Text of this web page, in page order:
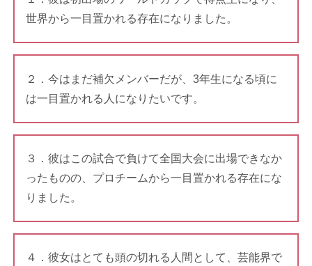
世界から一目置かれる存在になりました。
２．今はまだ補欠メンバーだが、3年生になる頃に
は一目置かれる人になりたいです。
３．彼はこの試合で負けて全国大会に出場できなか
ったものの、プロチームから一目置かれる存在にな
りました。
４．彼女はとても頭の切れる人間として、芸能界で